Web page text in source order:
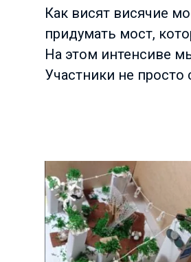
Как висят висячие
придумать мост,
На этом интенсиве
Участники не